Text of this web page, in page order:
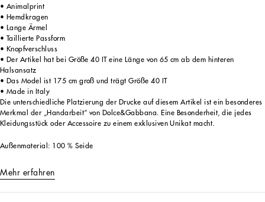
• Animalprint
• Hemdkragen
• Lange Ärmel
• Taillierte Passform
• Knopfverschluss
• Der Artikel hat bei Größe 40 IT eine Länge von 65 cm ab dem hinteren
Halsansatz
• Das Model ist 175 cm groß und trägt Größe 40 IT
• Made in Italy
Die unterschiedliche Platzierung der Drucke auf diesem Artikel ist ein besonderes
Merkmal der „Handarbeit“ von Dolce&Gabbana. Eine Besonderheit, die jedes
Kleidungsstück oder Accessoire zu einem exklusiven Unikat macht.
Außenmaterial: 100 % Seide
Mehr erfahren